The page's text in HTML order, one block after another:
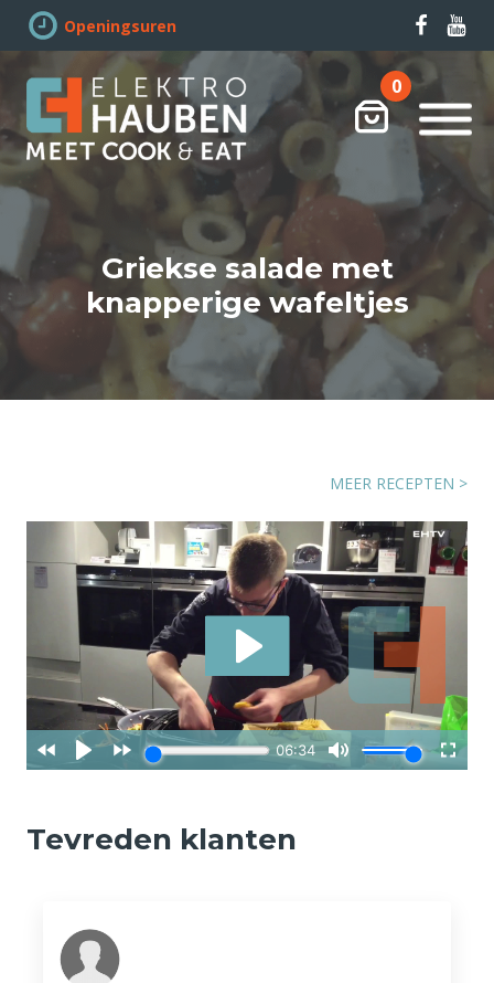
Openingsuren
0
Griekse salade met
knapperige wafeltjes
MEER RECEPTEN >
Tevreden klanten